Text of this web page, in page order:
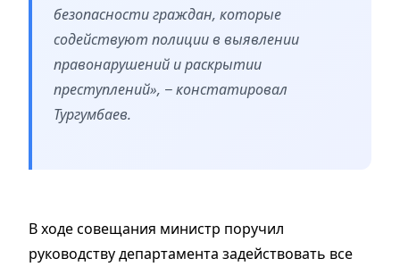
безопасности граждан, которые
содействуют полиции в выявлении
правонарушений и раскрытии
преступлений», − констатировал
Тургумбаев.
В ходе совещания министр поручил
руководству департамента задействовать все